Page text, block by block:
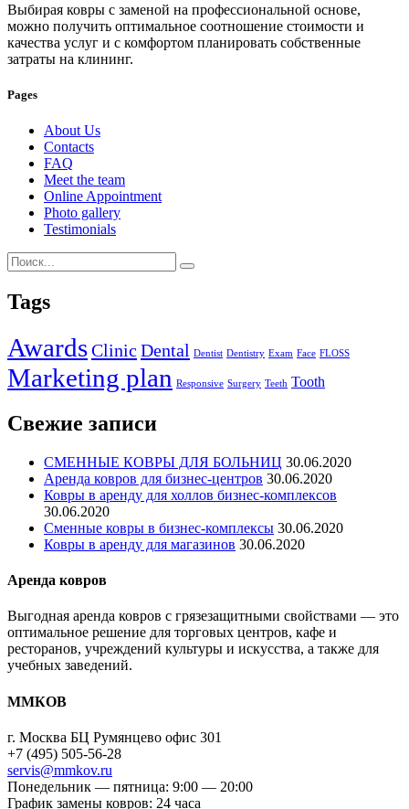
Выбирая ковры с заменой на профессиональной основе,
можно получить оптимальное соотношение стоимости и
качества услуг и с комфортом планировать собственные
затраты на клининг.
Pages
About Us
Contacts
FAQ
Meet the team
Online Appointment
Photo gallery
Testimonials
Tags
AwardsClinic Dental Dentist Dentistry Exam Face FLOSS
Marketing plan Responsive Surgery Teeth Tooth
Свежие записи
СМЕННЫЕ КОВРЫ ДЛЯ БОЛЬНИЦ 30.06.2020
Аренда ковров для бизнес-центров 30.06.2020
Ковры в аренду для холлов бизнес-комплексов
30.06.2020
Сменные ковры в бизнес-комплексы 30.06.2020
Ковры в аренду для магазинов 30.06.2020
Аренда ковров
Выгодная аренда ковров с грязезащитными свойствами — это
оптимальное решение для торговых центров, кафе и
ресторанов, учреждений культуры и искусства, а также для
учебных заведений.
ММКОВ
г. Москва БЦ Румянцево офис 301
+7 (495) 505-56-28
servis@mmkov.ru
Понедельник — пятница: 9:00 — 20:00
График замены ковров: 24 часа